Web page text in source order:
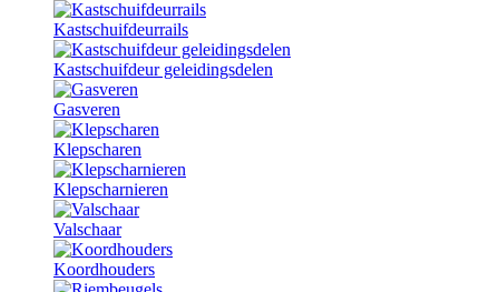
Kastschuifdeurrails
Kastschuifdeur geleidingsdelen
Gasveren
Klepscharen
Klepscharnieren
Valschaar
Koordhouders